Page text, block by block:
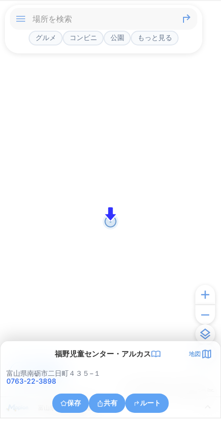
グルメ コンビニ 公園 もっと見る
福野児童センター・アルカス 地図
富山県南砺市二日町４３５−１
0763-22-3898
保存 共有 ルート
富山県小矢部市蓑輪
アプリで見る